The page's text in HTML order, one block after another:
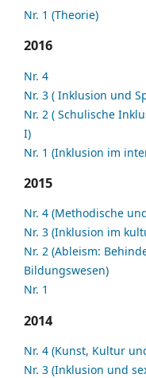
Nr. 1 (Theorie)
2016
Nr. 4
Nr. 3 ( Inklusion und
Nr. 2 ( Schulische
I)
Nr. 1 (Inklusion im
2015
Nr. 4 (Methodische
Nr. 3 (Inklusion im
Nr. 2 (Ableism:
Bildungswesen)
Nr. 1
2014
Nr. 4 (Kunst, Kultur
Nr. 3 (Inklusion und